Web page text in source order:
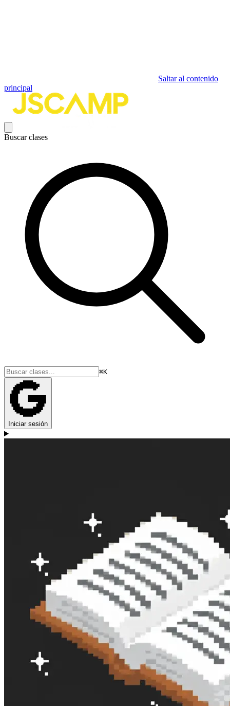
Saltar al contenido
principal
Buscar clases
⌘K
Iniciar sesión